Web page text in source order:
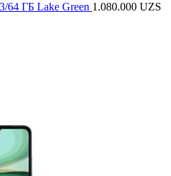
64 ГБ Lake Green 1.080.000 UZS